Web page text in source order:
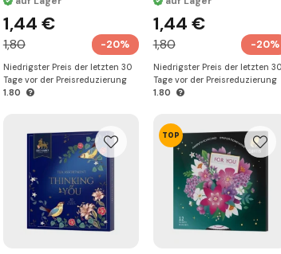
1,44 €
1,80 -20%
Niedrigster Preis der letzten 30
Tage vor der Preisreduzierung
1.80
1,44 €
1,80 -20%
Niedrigster Preis der letzten 30
Tage vor der Preisreduzierung
1.80
TOP